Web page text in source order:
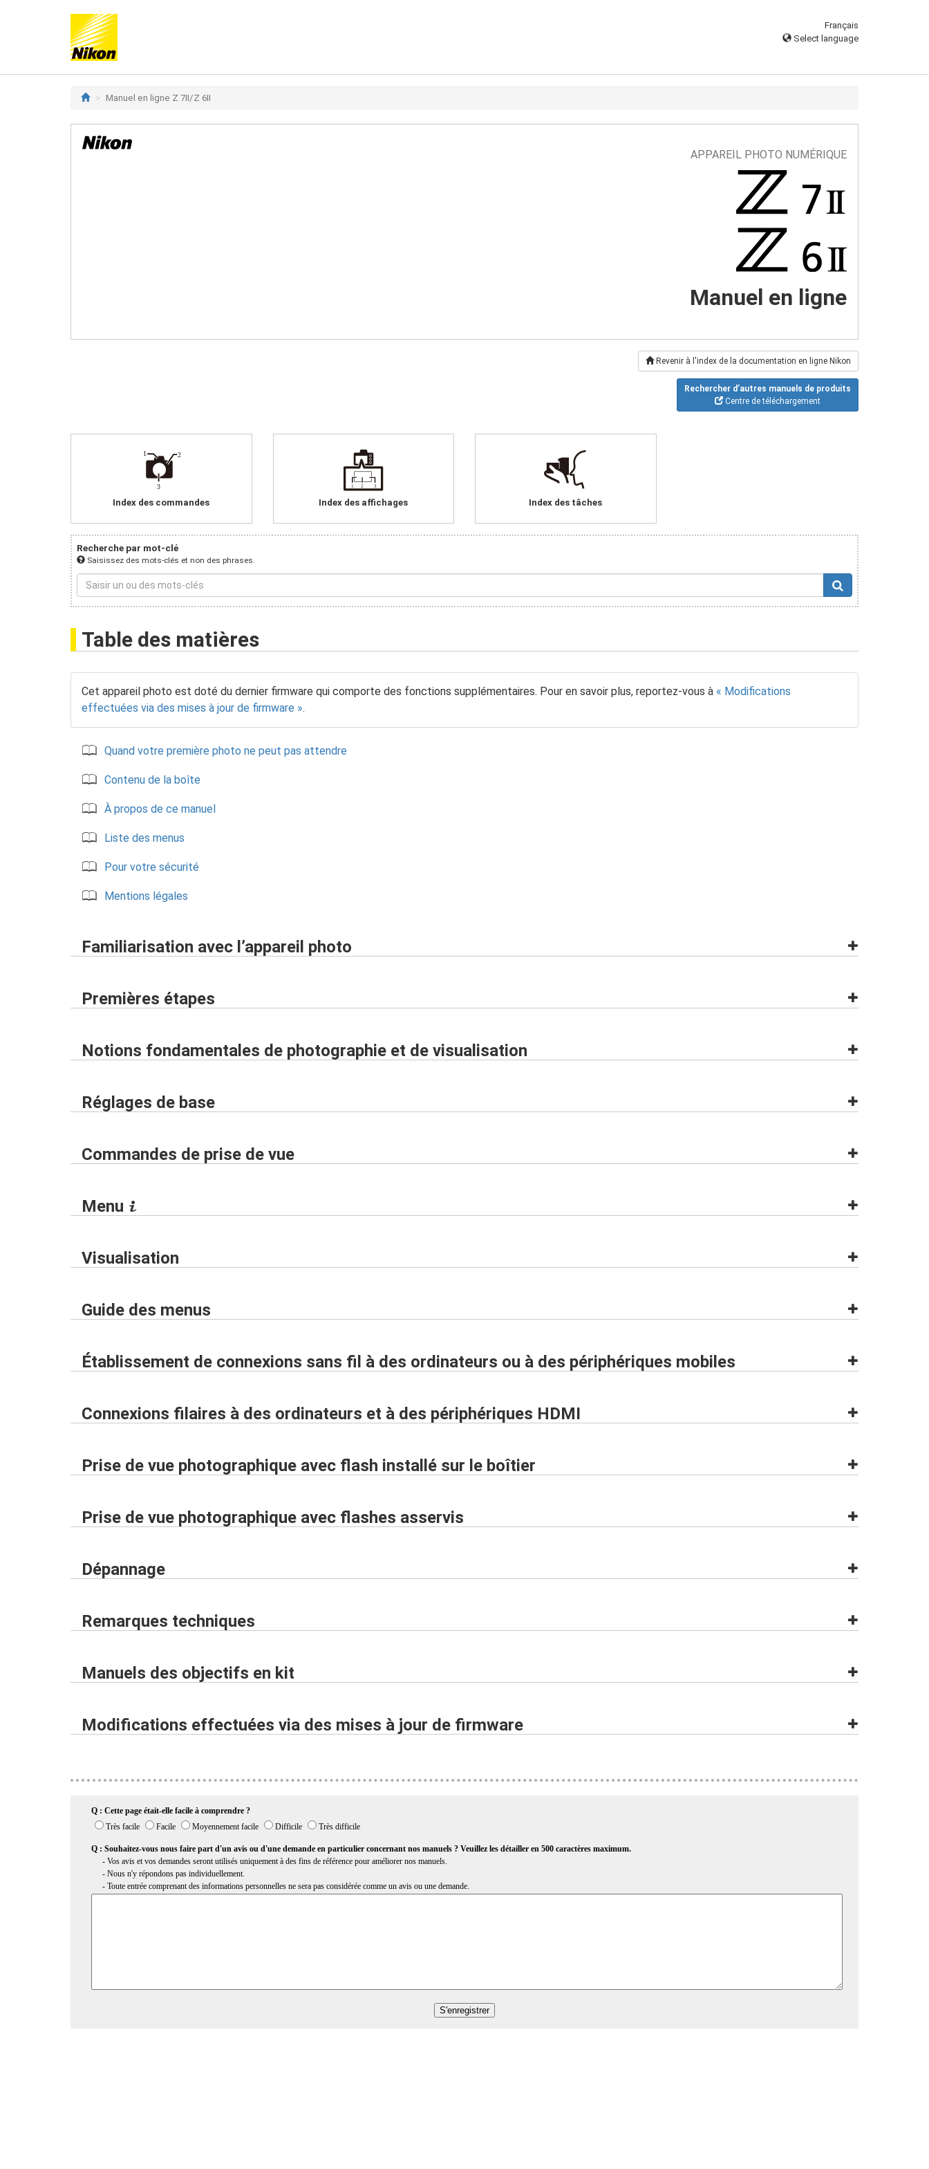
Français
Select language
Manuel en ligne Z 7II/Z 6II
APPAREIL PHOTO NUMÉRIQUE
Manuel en ligne
Revenir à l'index de la documentation en ligne Nikon
Rechercher d’autres manuels de produits
Centre de téléchargement
Index des commandes Index des affichages Index des tâches
Recherche par mot-clé
Saisissez des mots-clés et non des phrases.
Table des matières
Cet appareil photo est doté du dernier firmware qui comporte des fonctions supplémentaires. Pour en savoir plus, reportez-vous à
Modifications
effectuées via des mises à jour de firmware
.
Quand votre première photo ne peut pas attendre
Contenu de la boîte
À propos de ce manuel
Liste des menus
Pour votre sécurité
Mentions légales
Familiarisation avec l’appareil photo
Premières étapes
Notions fondamentales de photographie et de visualisation
Réglages de base
Commandes de prise de vue
Menu i
Visualisation
Guide des menus
Établissement de connexions sans fil à des ordinateurs ou à des périphériques mobiles
Connexions filaires à des ordinateurs et à des périphériques HDMI
Prise de vue photographique avec flash installé sur le boîtier
Prise de vue photographique avec flashes asservis
Dépannage
Remarques techniques
Manuels des objectifs en kit
Modifications effectuées via des mises à jour de firmware